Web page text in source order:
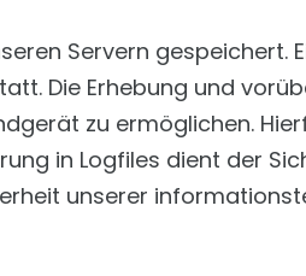
Servern gespeichert.
Die Erhebung und
zu ermöglichen.
in Logfiles dient der
unserer